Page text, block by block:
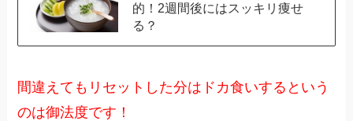
的！2週間後にはスッキリ痩せ
る？
間違えてもリセットした分はドカ食いするという
のは御法度です！